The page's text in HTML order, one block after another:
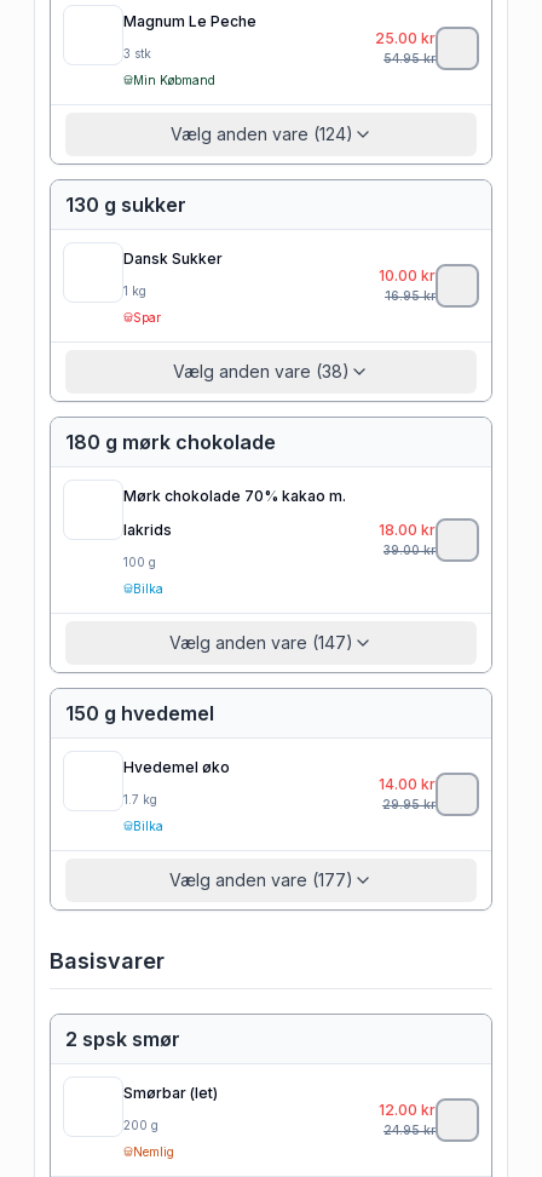
Magnum Le Peche
3 stk
Min Købmand
25.00 kr
54.95kr
Vælg anden vare (124)
130 g sukker
Dansk Sukker
1 kg
Spar
10.00 kr
16.95kr
Vælg anden vare (38)
180 g mørk chokolade
Mørk chokolade 70% kakao m.
lakrids
100 g
Bilka
18.00 kr
39.00kr
Vælg anden vare (147)
150 g hvedemel
Hvedemel øko
1.7 kg
Bilka
14.00 kr
29.95kr
Vælg anden vare (177)
Basisvarer
2 spsk smør
Smørbar (let)
200 g
Nemlig
12.00 kr
24.95kr